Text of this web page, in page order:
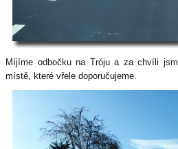
Míjíme odbočku na Tróju a za chvíli
místě, které vřele doporučujeme.